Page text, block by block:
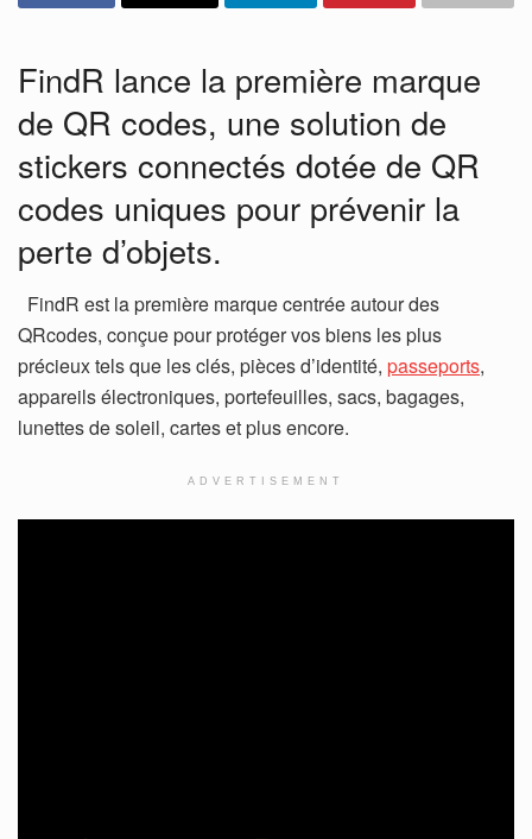
FindR lance la première marque
de QR codes, une solution de
stickers connectés dotée de QR
codes uniques pour prévenir la
perte d’objets.
FindR est la première marque centrée autour des
QRcodes, conçue pour protéger vos biens les plus
précieux tels que les clés, pièces d’identité, passeports,
appareils électroniques, portefeuilles, sacs, bagages,
lunettes de soleil, cartes et plus encore.
ADVERTISEMENT